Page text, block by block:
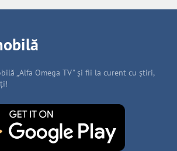
„Alfa Omega TV” și fii la curent cu știri,